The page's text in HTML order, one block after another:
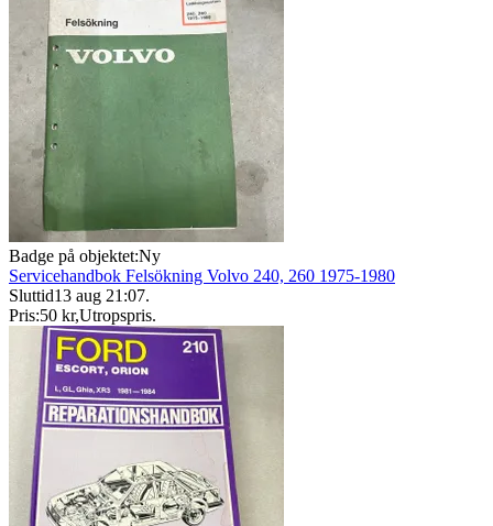
Badge på objektet:Ny
Servicehandbok Felsökning Volvo 240, 260 1975-1980
Sluttid13 aug 21:07.
Pris:50 kr,Utropspris.